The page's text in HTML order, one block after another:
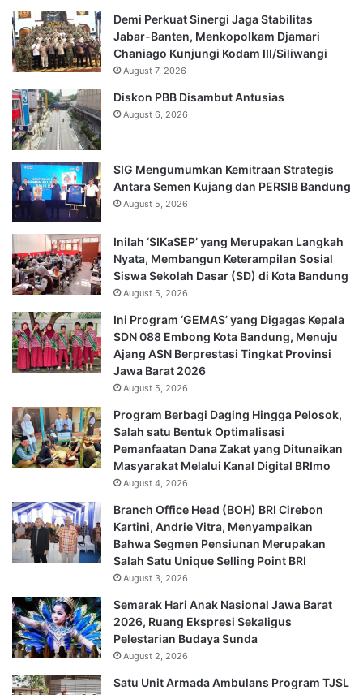
Demi Perkuat Sinergi Jaga Stabilitas
Jabar-Banten, Menkopolkam Djamari
Chaniago Kunjungi Kodam III/Siliwangi
August 7, 2026
Diskon PBB Disambut Antusias
August 6, 2026
SIG Mengumumkan Kemitraan Strategis
Antara Semen Kujang dan PERSIB Bandung
August 5, 2026
Inilah ‘SIKaSEP’ yang Merupakan Langkah
Nyata, Membangun Keterampilan Sosial
Siswa Sekolah Dasar (SD) di Kota Bandung
August 5, 2026
Ini Program ‘GEMAS’ yang Digagas Kepala
SDN 088 Embong Kota Bandung, Menuju
Ajang ASN Berprestasi Tingkat Provinsi
Jawa Barat 2026
August 5, 2026
Program Berbagi Daging Hingga Pelosok,
Salah satu Bentuk Optimalisasi
Pemanfaatan Dana Zakat yang Ditunaikan
Masyarakat Melalui Kanal Digital BRImo
August 4, 2026
Branch Office Head (BOH) BRI Cirebon
Kartini, Andrie Vitra, Menyampaikan
Bahwa Segmen Pensiunan Merupakan
Salah Satu Unique Selling Point BRI
August 3, 2026
Semarak Hari Anak Nasional Jawa Barat
2026, Ruang Ekspresi Sekaligus
Pelestarian Budaya Sunda
August 2, 2026
Satu Unit Armada Ambulans Program TJSL